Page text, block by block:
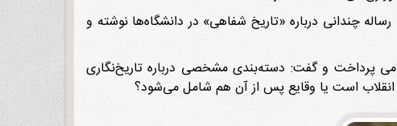
چندانی درباره «تاریخ شفاهی» در دانشگاه‌ها نوشته و
پرداخت و گفت: دسته‌بندی مشخصی درباره تاریخ‌نگاری
انقلاب است یا وقایع پس از آن هم شامل می‌شود؟